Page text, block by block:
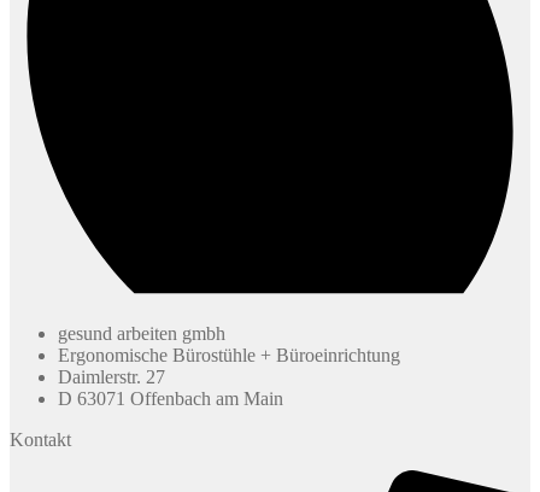
gesund arbeiten gmbh
Ergonomische Bürostühle + Büroeinrichtung
Daimlerstr. 27
D 63071 Offenbach am Main
Kontakt